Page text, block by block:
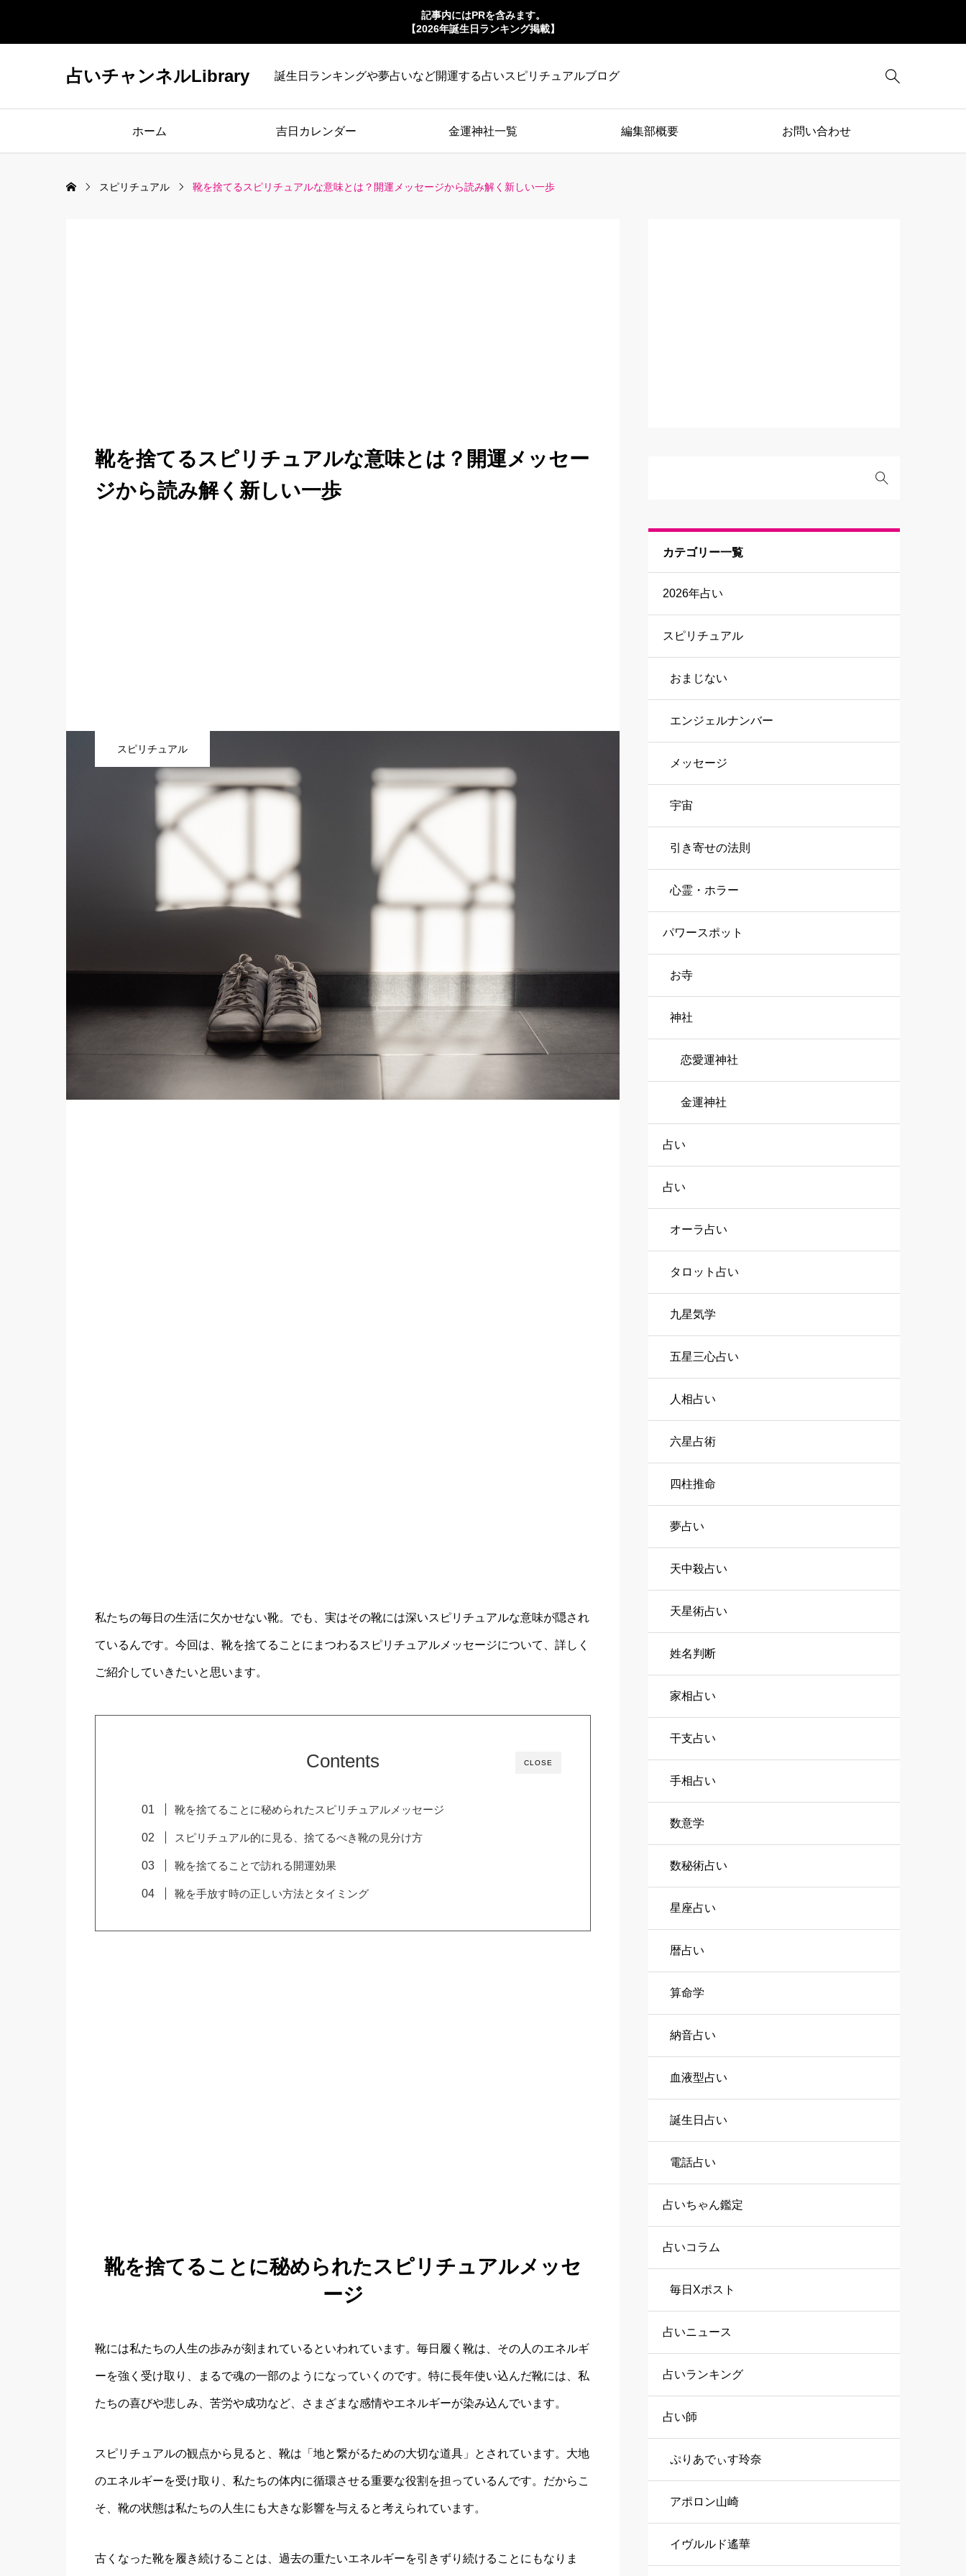
記事内にはPRを含みます。
【2026年誕生日ランキング掲載】
占いチャンネルLibrary 誕生日ランキングや夢占いなど開運する占いスピリチュアルブログ 
ホーム 吉日カレンダー 金運神社一覧 編集部概要 お問い合わせ
スピリチュアル 靴を捨てるスピリチュアルな意味とは？開運メッセージから読み解く新しい一歩
靴を捨てるスピリチュアルな意味とは？開運メッセー
ジから読み解く新しい一歩
スピリチュアル
私たちの毎日の生活に欠かせない靴。でも、実はその靴には深いスピリチュアルな意味が隠され
ているんです。今回は、靴を捨てることにまつわるスピリチュアルメッセージについて、詳しく
ご紹介していきたいと思います。
CLOSE
Contents
靴を捨てることに秘められたスピリチュアルメッセージ
スピリチュアル的に見る、捨てるべき靴の見分け方
靴を捨てることで訪れる開運効果
靴を手放す時の正しい方法とタイミング
靴を捨てることに秘められたスピリチュアルメッセ
ージ
靴には私たちの人生の歩みが刻まれているといわれています。毎日履く靴は、その人のエネルギ
ーを強く受け取り、まるで魂の一部のようになっていくのです。特に長年使い込んだ靴には、私
たちの喜びや悲しみ、苦労や成功など、さまざまな感情やエネルギーが染み込んでいます。
スピリチュアルの観点から見ると、靴は「地と繋がるための大切な道具」とされています。大地
のエネルギーを受け取り、私たちの体内に循環させる重要な役割を担っているんです。だからこ
そ、靴の状態は私たちの人生にも大きな影響を与えると考えられています。
古くなった靴を履き続けることは、過去の重たいエネルギーを引きずり続けることにもなりま
カテゴリー一覧
2026年占い
スピリチュアル
おまじない
エンジェルナンバー
メッセージ
宇宙
引き寄せの法則
心霊・ホラー
パワースポット
お寺
神社
恋愛運神社
金運神社
占い
占い
オーラ占い
タロット占い
九星気学
五星三心占い
人相占い
六星占術
四柱推命
夢占い
天中殺占い
天星術占い
姓名判断
家相占い
干支占い
手相占い
数意学
数秘術占い
星座占い
暦占い
算命学
納音占い
血液型占い
誕生日占い
電話占い
占いちゃん鑑定
占いコラム
毎日Xポスト
占いニュース
占いランキング
占い師
ぷりあでぃす玲奈
アポロン山崎
イヴルルド遙華